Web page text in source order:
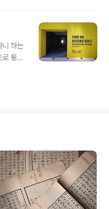
절이
유첩
遊帖
의심
니 하는
퉁쳤
1차
유
한
보 탁
동토
선수권